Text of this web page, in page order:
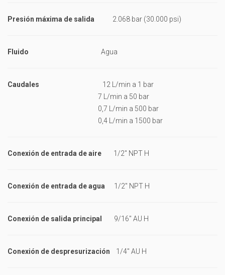
Presión máxima de salida 2.068 bar (30.000 psi)
Fluido Agua
Caudales 12 L/min a 1 bar
7 L/min a 50 bar
0,7 L/min a 500 bar
0,4 L/min a 1500 bar
Conexión de entrada de aire 1/2" NPT H
Conexión de entrada de agua 1/2" NPT H
Conexión de salida principal 9/16" AU H
Conexión de despresurización 1/4" AU H